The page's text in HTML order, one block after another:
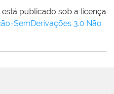
publicado sob a licença
SemDerivações 3.0 Não